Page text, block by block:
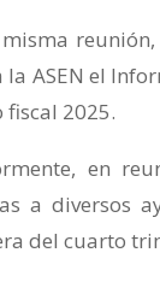
misma
la ASEN el
fiscal 2025.
en
a diversos
del cuarto